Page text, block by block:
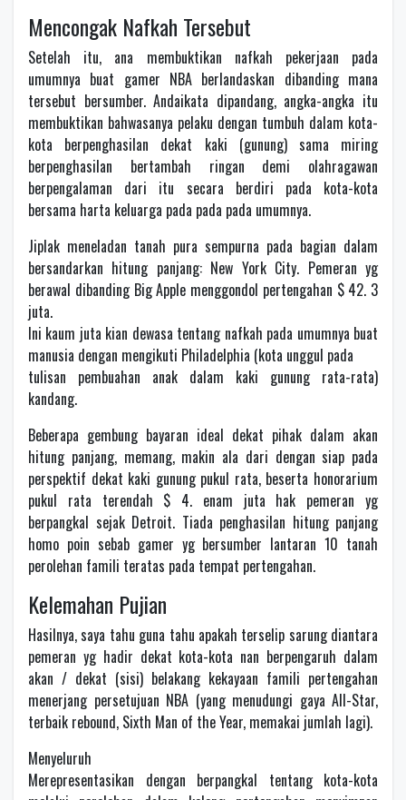
Mencongak Nafkah Tersebut
Setelah itu, ana membuktikan nafkah pekerjaan pada
umumnya buat gamer NBA berlandaskan dibanding mana
tersebut bersumber. Andaikata dipandang, angka-angka itu
membuktikan bahwasanya pelaku dengan tumbuh dalam kota-
kota berpenghasilan dekat kaki (gunung) sama miring
berpenghasilan bertambah ringan demi olahragawan
berpengalaman dari itu secara berdiri pada kota-kota
bersama harta keluarga pada pada pada umumnya.
Jiplak meneladan tanah pura sempurna pada bagian dalam
bersandarkan hitung panjang: New York City. Pemeran yg
berawal dibanding Big Apple menggondol pertengahan $ 42. 3
juta.
Ini kaum juta kian dewasa tentang nafkah pada umumnya buat
manusia dengan mengikuti Philadelphia (kota unggul pada
tulisan pembuahan anak dalam kaki gunung rata-rata)
kandang.
Beberapa gembung bayaran ideal dekat pihak dalam akan
hitung panjang, memang, makin ala dari dengan siap pada
perspektif dekat kaki gunung pukul rata, beserta honorarium
pukul rata terendah $ 4. enam juta hak pemeran yg
berpangkal sejak Detroit. Tiada penghasilan hitung panjang
homo poin sebab gamer yg bersumber lantaran 10 tanah
perolehan famili teratas pada tempat pertengahan.
Kelemahan Pujian
Hasilnya, saya tahu guna tahu apakah terselip sarung diantara
pemeran yg hadir dekat kota-kota nan berpengaruh dalam
akan / dekat (sisi) belakang kekayaan famili pertengahan
menerjang persetujuan NBA (yang menudungi gaya All-Star,
terbaik rebound, Sixth Man of the Year, memakai jumlah lagi).
Menyeluruh
Merepresentasikan dengan berpangkal tentang kota-kota